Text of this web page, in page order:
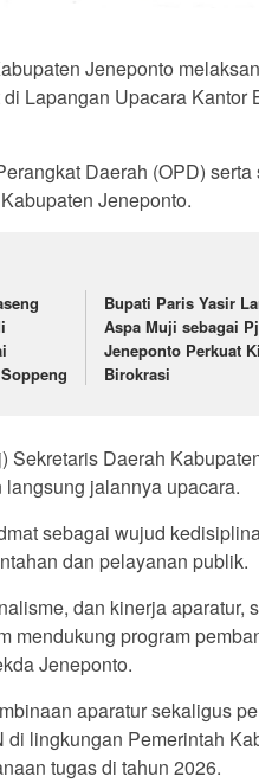
Jeneponto
Lapangan Upacara Kantor
Daerah (OPD) serta
Jeneponto.
Bupati Paris Yasir
Aspa Muji sebagai
Jeneponto Perkuat
Birokrasi
Sekretaris Daerah
jalannya upacara.
sebagai wujud
dan pelayanan publik.
dan kinerja aparatur,
mendukung program
Jeneponto.
aparatur sekaligus
lingkungan Pemerintah
tugas di tahun 2026.